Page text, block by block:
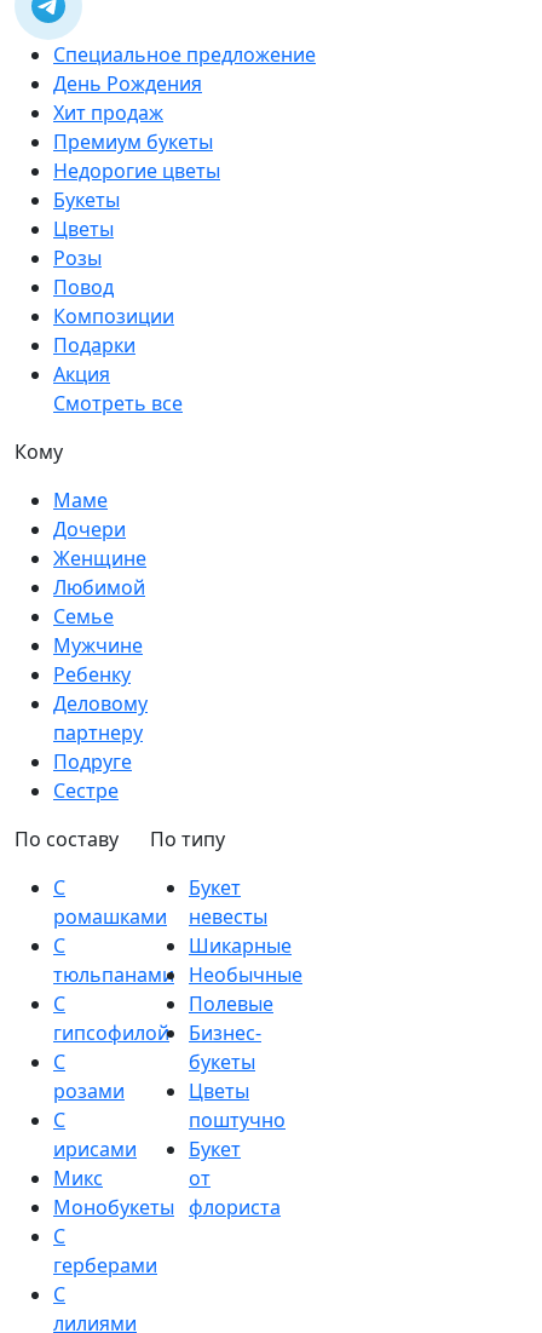
Специальное предложение
День Рождения
Хит продаж
Премиум букеты
Недорогие цветы
Букеты
Цветы
Розы
Повод
Композиции
Подарки
Акция
Смотреть все
Кому
Маме
Дочери
Женщине
Любимой
Семье
Мужчине
Ребенку
Деловому
партнеру
Подруге
Сестре
По составу
С
ромашками
С
тюльпанами
С
гипсофилой
С
розами
С
ирисами
Микс
Монобукеты
С
герберами
С
лилиями
По типу
Букет
невесты
Шикарные
Необычные
Полевые
Бизнес-
букеты
Цветы
поштучно
Букет
от
флориста